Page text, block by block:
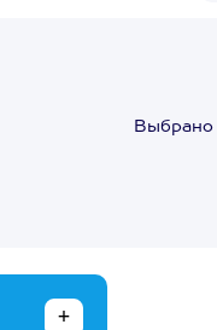
Выбрано